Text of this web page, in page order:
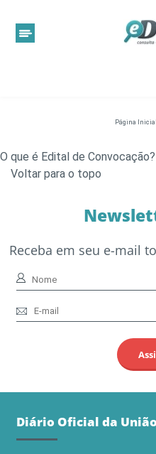
Página Inicial
O que é Edital de Convocação?
Voltar para o topo
Receba em seu e-mail
Diário Oficial da União